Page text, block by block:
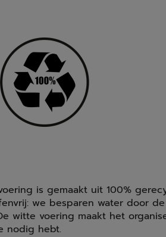
is gemaakt uit 100%
we besparen water door
witte voering maakt het
nodig hebt.